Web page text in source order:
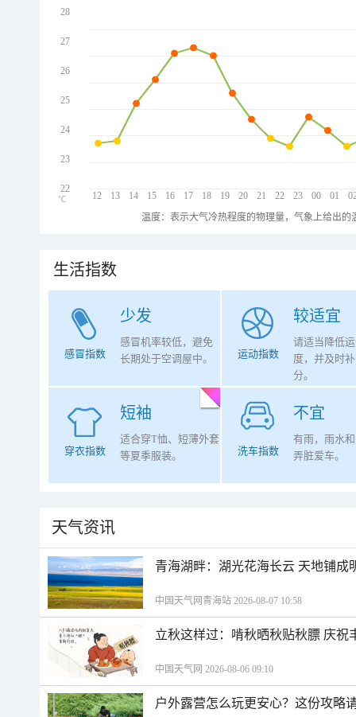
12 13 14 15 16 17 18 19 20 21 22 23 00 01
28
27
26
25
24
23
22
℃
温度：表示大气冷热程度的物理量，气象上给出
生活指数
少发
感冒指数
感冒机率较低，避免
长期处于空调屋中。
较适宜
运动指数
请适当降低
度，并及时
分。
短袖
穿衣指数
适合穿T恤、短薄外套
等夏季服装。
不宜
洗车指数
有雨，雨水
弄脏爱车。
天气资讯
青海湖畔：湖光花海长云 天地铺成
中国天气网青海站 2026-08-07 10:58
立秋这样过：啃秋晒秋贴秋膘 庆祝
中国天气网 2026-08-06 09:10
户外露营怎么玩更安心？这份攻略